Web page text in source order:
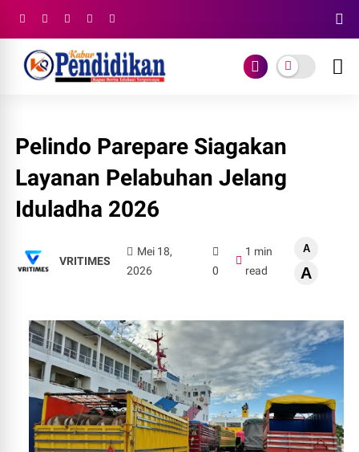
Pelindo Parepare Siagakan
Layanan Pelabuhan Jelang
Iduladha 2026
VRITIMES
Mei 18,
2026
0
1 min
read
A
A